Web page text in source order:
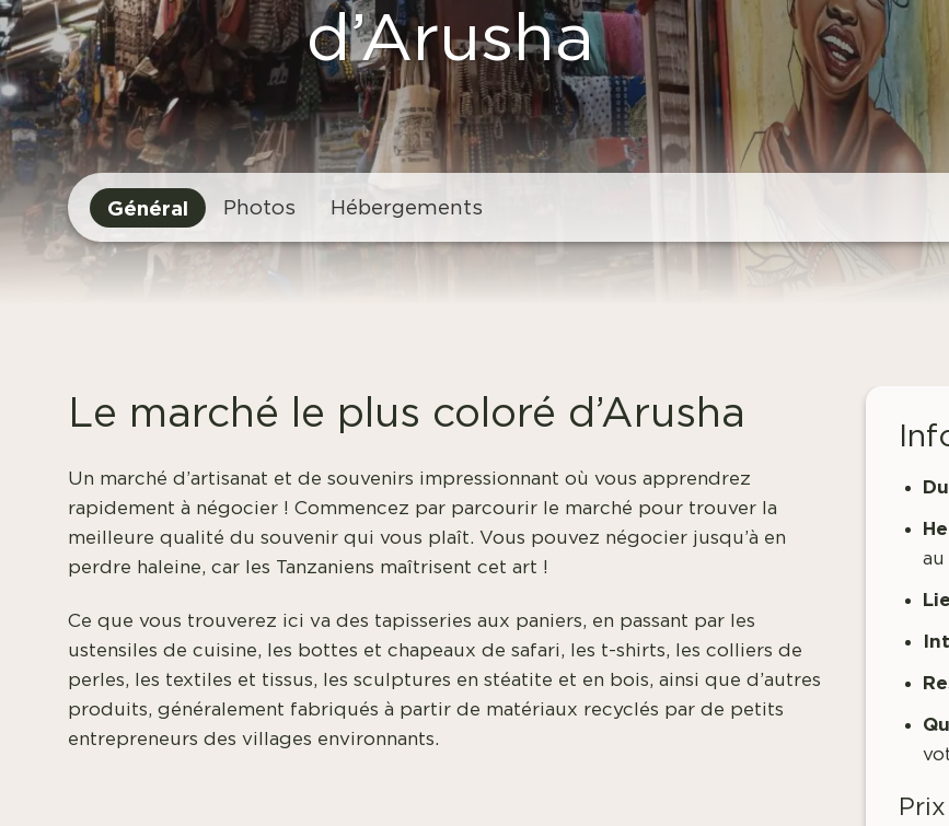
d’Arusha
Général Photos Hébergements
Le marché le plus coloré d’Arusha
Un marché d’artisanat et de souvenirs impressionnant où vous apprendrez
rapidement à négocier ! Commencez par parcourir le marché pour trouver la
meilleure qualité du souvenir qui vous plaît. Vous pouvez négocier jusqu’à en
perdre haleine, car les Tanzaniens maîtrisent cet art !
Ce que vous trouverez ici va des tapisseries aux paniers, en passant par les
ustensiles de cuisine, les bottes et chapeaux de safari, les t-shirts, les colliers de
perles, les textiles et tissus, les sculptures en stéatite et en bois, ainsi que d’autres
produits, généralement fabriqués à partir de matériaux recyclés par de petits
entrepreneurs des villages environnants.
Prix